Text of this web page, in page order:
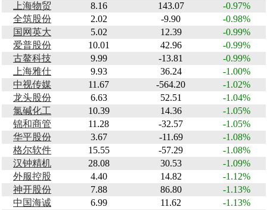
上海物贸
8.16 143.07
-0.97%
全筑股份
2.02 -9.90
-0.98%
国网英大
5.02 12.39
-0.99%
爱普股份
10.01 42.96
-0.99%
古鳌科技
9.99 -13.81
-0.99%
上海雅仕
9.93 36.24
-1.00%
中视传媒
11.67 -564.20
-1.02%
龙头股份
6.63 52.51
-1.04%
氯碱化工
10.39 14.36
-1.05%
锦和商管
11.28 -32.57
-1.05%
华平股份
3.67 -11.69
-1.08%
格尔软件
15.55 -57.29
-1.08%
汉钟精机
28.08 30.53
-1.09%
外服控股
4.40 14.82
-1.12%
神开股份
7.88 86.80
-1.13%
中国海诚
6.99 11.62
-1.13%